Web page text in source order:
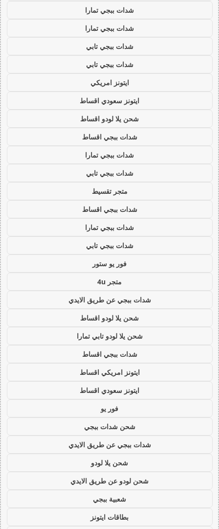
شدات ببجي تمارا
شدات ببجي تمارا
شدات ببجي تابي
شدات ببجي تابي
ايتونز امريكي
ايتونز سعودي اقساط
شحن يلا لودو اقساط
شدات ببجي اقساط
شدات ببجي تمارا
شدات ببجي تابي
متجر تقسيط
شدات ببجي اقساط
شدات ببجي تمارا
شدات ببجي تابي
فور يو ستور
متجر 4u
شدات ببجي عن طريق الايدي
شحن يلا لودو اقساط
شحن يلا لودو تابي تمارا
شدات ببجي اقساط
ايتونز امريكي اقساط
ايتونز سعودي اقساط
فور يو
شحن شدات ببجي
شدات ببجي عن طريق الايدي
شحن يلا لودو
شحن لودو عن طريق الايدي
شعبية ببجي
بطاقات ايتونز